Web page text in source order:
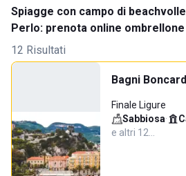
Spiagge con campo di
Perlo: prenota online
12 Risultati
Bagni
Finale Ligure
Sabbiosa·
e altri 12…